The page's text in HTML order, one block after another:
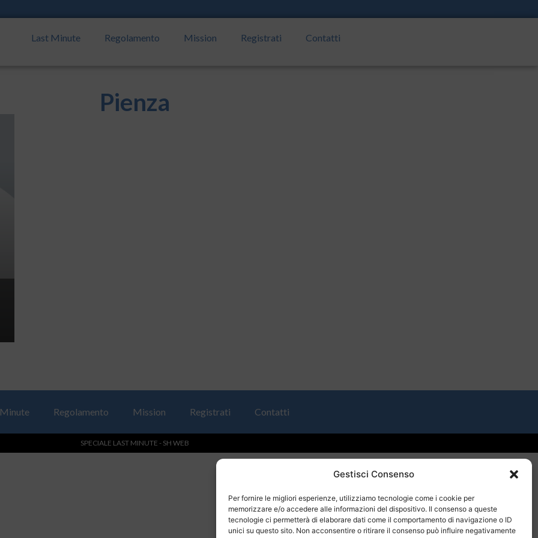
Gestisci Consenso
Per fornire le migliori esperienze, utilizziamo tecnologie come i cookie per
memorizzare e/o accedere alle informazioni del dispositivo. Il consenso a queste
tecnologie ci permetterà di elaborare dati come il comportamento di navigazione o ID
unici su questo sito. Non acconsentire o ritirare il consenso può influire negativamente
Last Minute Regolamento Mission Registrati Contatti
Pienza
Regolamento Mission Registrati Contatti
SPECIALE LAST MINUTE - SH WEB